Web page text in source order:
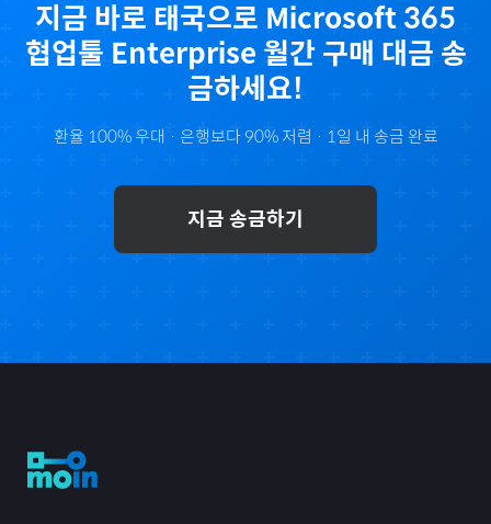
지금 바로 태국으로 Microsoft 365
협업툴 Enterprise 월간구매 대금 송
금하세요!
환율 100% 우대 · 은행보다 90% 저렴 · 1일 내 송금 완료
지금 송금하기